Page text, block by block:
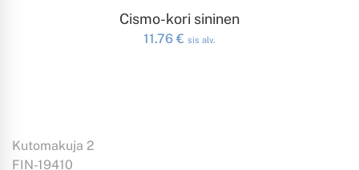
LISÄÄ OSTOSKORIIN
Cismo-kori sininen
11.76 € sis alv.
Kutomakuja 2
FIN-19410